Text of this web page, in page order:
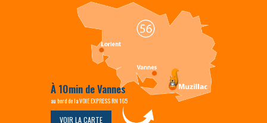
À 10min de Vannes
au bord de la VOIE EXPRESS RN 165
VOIR LA CARTE